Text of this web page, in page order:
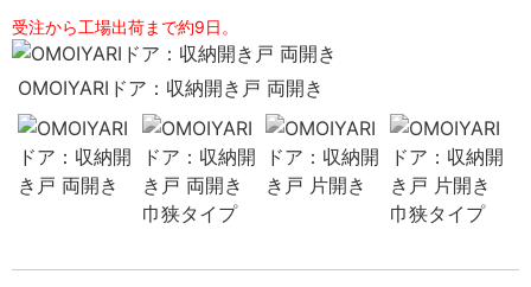
受注から工場出荷まで約9日。
OMOIYARIドア：収納開き戸 両開き